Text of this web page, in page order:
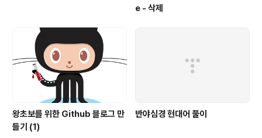
e - 삭제
왕초보를 위한 Github 블로그 만
들기 (1)
반야심경 현대어 풀이